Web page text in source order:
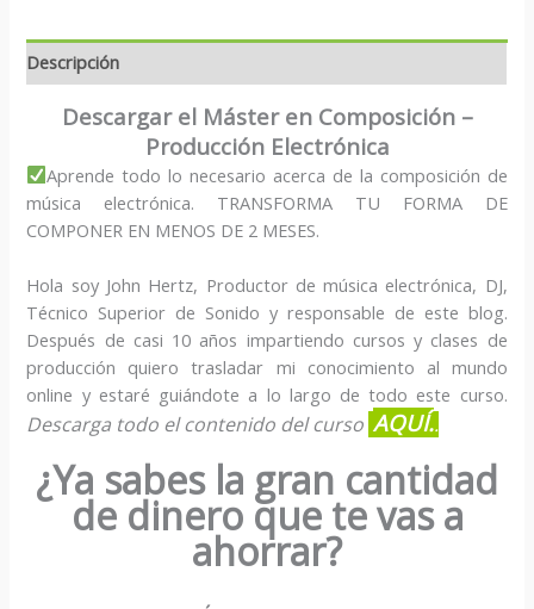
Descripción
Descargar el Máster en Composición –
Producción Electrónica
Aprende todo lo necesario acerca de la composición de
música electrónica. TRANSFORMA TU FORMA DE
COMPONER EN MENOS DE 2 MESES.
Hola soy John Hertz, Productor de música electrónica, DJ,
Técnico Superior de Sonido y responsable de este blog.
Después de casi 10 años impartiendo cursos y clases de
producción quiero trasladar mi conocimiento al mundo
online y estaré guiándote a lo largo de todo este curso.
Descarga todo el contenido del curso AQUÍ..
¿Ya sabes la gran cantidad
de dinero que te vas a
ahorrar?